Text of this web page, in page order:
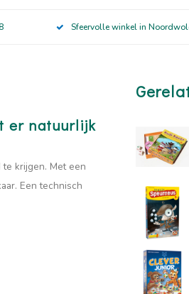
Sfeervolle winkel in
er natuurlijk
krijgen. Met een
Een technisch